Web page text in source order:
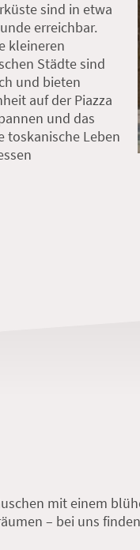
sind in etwa
erreichbar.
kleineren
Städte sind
und bieten
auf der Piazza
und das
toskanische Leben
mit einem
– bei uns